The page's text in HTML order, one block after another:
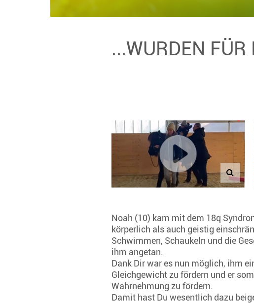
...WURDEN
Noah (10) kam mit dem 18q
körperlich als auch geistig
Schwimmen, Schaukeln und die
ihm angetan.
Dank Dir war es nun möglich, ihm
Gleichgewicht zu fördern und er
Wahrnehmung zu fördern.
Damit hast Du wesentlich dazu